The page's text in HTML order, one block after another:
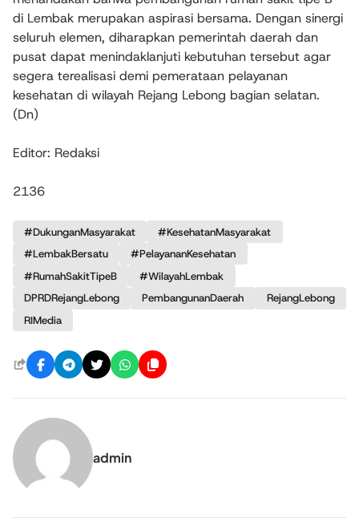
di Lembak merupakan aspirasi bersama. Dengan sinergi
seluruh elemen, diharapkan pemerintah daerah dan
pusat dapat menindaklanjuti kebutuhan tersebut agar
segera terealisasi demi pemerataan pelayanan
kesehatan di wilayah Rejang Lebong bagian selatan.
(Dn)
Editor: Redaksi
2136
#DukunganMasyarakat
#KesehatanMasyarakat
#LembakBersatu
#PelayananKesehatan
#RumahSakitTipeB
#WilayahLembak
DPRDRejangLebong
PembangunanDaerah
RejangLebong
RIMedia
admin